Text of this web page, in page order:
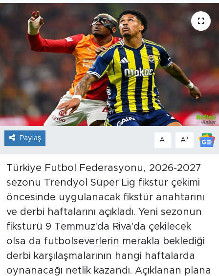
Paylaş A- A+
Türkiye Futbol Federasyonu, 2026-2027
sezonu Trendyol Süper Lig fikstür çekimi
öncesinde uygulanacak fikstür anahtarını
ve derbi haftalarını açıkladı. Yeni sezonun
fikstürü 9 Temmuz'da Riva'da çekilecek
olsa da futbolseverlerin merakla beklediği
derbi karşılaşmalarının hangi haftalarda
oynanacağı netlik kazandı. Açıklanan plana
Spor
Teknoloji